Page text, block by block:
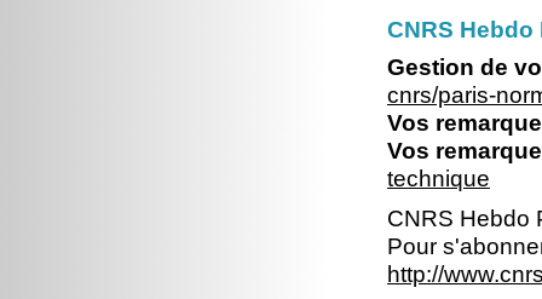
CNRS
Gestion de
cnrs/paris-
Vos
Vos
technique
CNRS Hebdo
Pour
http://